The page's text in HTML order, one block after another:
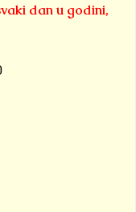
dan u godini,